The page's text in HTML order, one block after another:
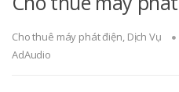
Cho thuê máy phát điện, Dịch Vụ
AdAudio